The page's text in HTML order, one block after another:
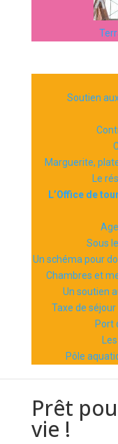
Soutien
Marguerite,
Le
L’Office de
Sous
Un schéma pour
Chambres et
Un soutien
Taxe de
Port
Pôle
Prêt
vie !